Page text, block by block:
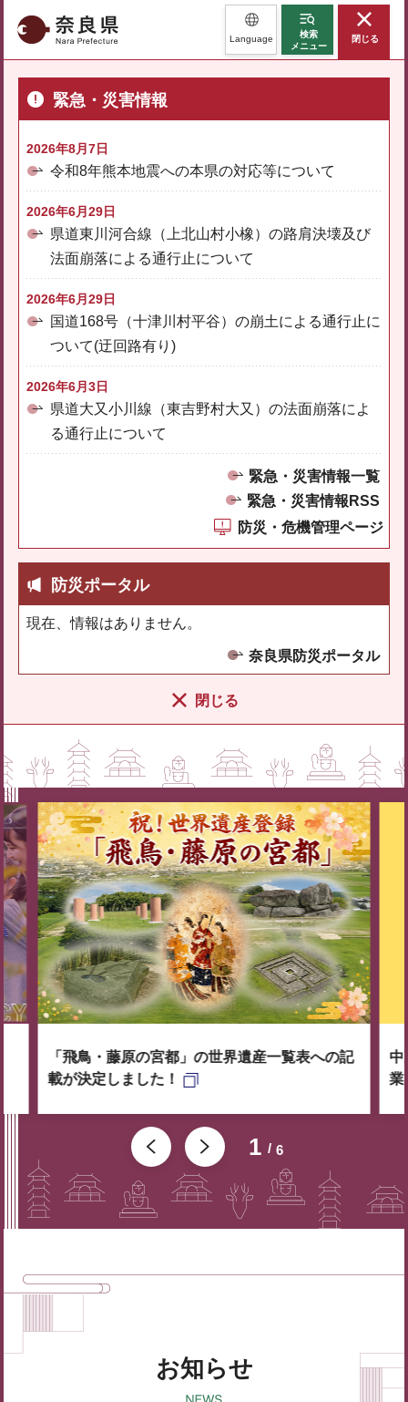
奈良県 Language
検索
メニュー
閉じる
緊急・災害情報
2026年8月7日
令和8年熊本地震への本県の対応等について
2026年6月29日
県道東川河合線（上北山村小橡）の路肩決壊及び
法面崩落による通行止について
2026年6月29日
国道168号（十津川村平谷）の崩土による通行止に
ついて(迂回路有り)
2026年6月3日
県道大又小川線（東吉野村大又）の法面崩落によ
る通行止について
緊急・災害情報一覧
緊急・災害情報RSS
防災・危機管理ページ
防災ポータル
現在、情報はありません。
奈良県防災ポータル
閉じる
1 6
「飛鳥・藤原の宮都」の世界遺産一覧表への記
載が決定しました！
中
業
お知らせ